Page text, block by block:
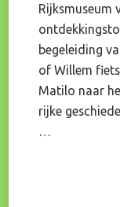
Rijksmuseum
begeleiding
of Willem
Matilo naar
rijke
…